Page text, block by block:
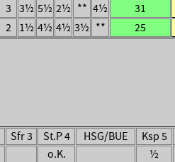
3 3½ 5½ 2½ ** 4½ 31
2 1½ 4½ 4½ 3½ ** 25
Sfr 3 St.P 4 HSG/BUE Ksp 5
o.K. ½